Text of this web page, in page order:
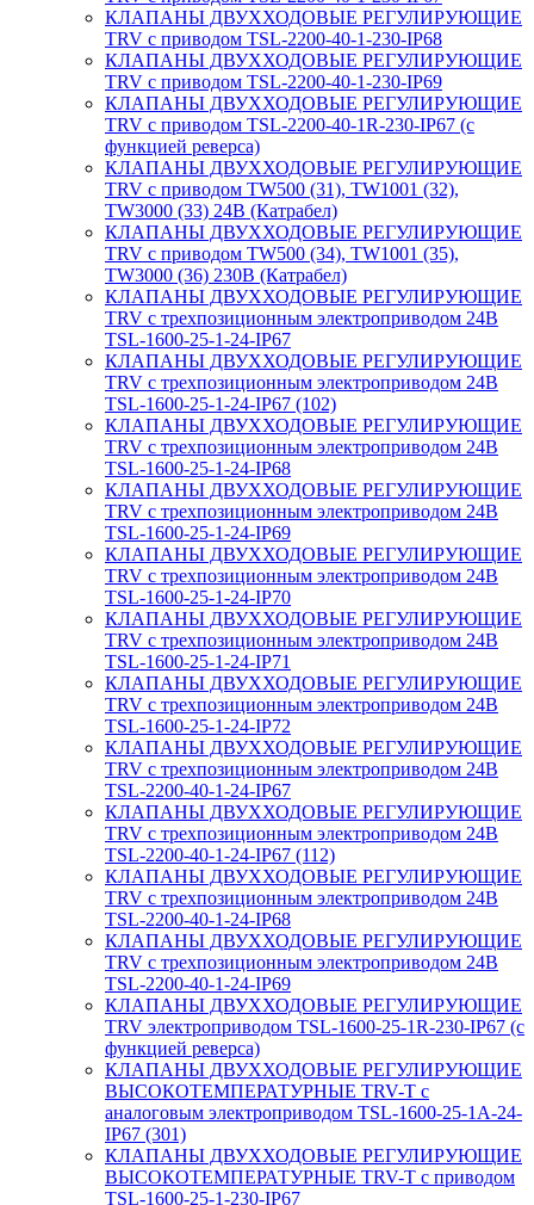
КЛАПАНЫ ДВУХХОДОВЫЕ РЕГУЛИРУЮЩИЕ
TRV с приводом TSL-2200-40-1-230-IP68
КЛАПАНЫ ДВУХХОДОВЫЕ РЕГУЛИРУЮЩИЕ
TRV с приводом TSL-2200-40-1-230-IP69
КЛАПАНЫ ДВУХХОДОВЫЕ РЕГУЛИРУЮЩИЕ
TRV с приводом TSL-2200-40-1R-230-IP67 (с
функцией реверса)
КЛАПАНЫ ДВУХХОДОВЫЕ РЕГУЛИРУЮЩИЕ
TRV с приводом TW500 (31), TW1001 (32),
TW3000 (33) 24В (Катрабел)
КЛАПАНЫ ДВУХХОДОВЫЕ РЕГУЛИРУЮЩИЕ
TRV с приводом TW500 (34), TW1001 (35),
TW3000 (36) 230В (Катрабел)
КЛАПАНЫ ДВУХХОДОВЫЕ РЕГУЛИРУЮЩИЕ
TRV с трехпозиционным электроприводом 24В
TSL-1600-25-1-24-IP67
КЛАПАНЫ ДВУХХОДОВЫЕ РЕГУЛИРУЮЩИЕ
TRV с трехпозиционным электроприводом 24В
TSL-1600-25-1-24-IP67 (102)
КЛАПАНЫ ДВУХХОДОВЫЕ РЕГУЛИРУЮЩИЕ
TRV с трехпозиционным электроприводом 24В
TSL-1600-25-1-24-IP68
КЛАПАНЫ ДВУХХОДОВЫЕ РЕГУЛИРУЮЩИЕ
TRV с трехпозиционным электроприводом 24В
TSL-1600-25-1-24-IP69
КЛАПАНЫ ДВУХХОДОВЫЕ РЕГУЛИРУЮЩИЕ
TRV с трехпозиционным электроприводом 24В
TSL-1600-25-1-24-IP70
КЛАПАНЫ ДВУХХОДОВЫЕ РЕГУЛИРУЮЩИЕ
TRV с трехпозиционным электроприводом 24В
TSL-1600-25-1-24-IP71
КЛАПАНЫ ДВУХХОДОВЫЕ РЕГУЛИРУЮЩИЕ
TRV с трехпозиционным электроприводом 24В
TSL-1600-25-1-24-IP72
КЛАПАНЫ ДВУХХОДОВЫЕ РЕГУЛИРУЮЩИЕ
TRV с трехпозиционным электроприводом 24В
TSL-2200-40-1-24-IP67
КЛАПАНЫ ДВУХХОДОВЫЕ РЕГУЛИРУЮЩИЕ
TRV с трехпозиционным электроприводом 24В
TSL-2200-40-1-24-IP67 (112)
КЛАПАНЫ ДВУХХОДОВЫЕ РЕГУЛИРУЮЩИЕ
TRV с трехпозиционным электроприводом 24В
TSL-2200-40-1-24-IP68
КЛАПАНЫ ДВУХХОДОВЫЕ РЕГУЛИРУЮЩИЕ
TRV с трехпозиционным электроприводом 24В
TSL-2200-40-1-24-IP69
КЛАПАНЫ ДВУХХОДОВЫЕ РЕГУЛИРУЮЩИЕ
TRV электроприводом TSL-1600-25-1R-230-IP67 (с
функцией реверса)
КЛАПАНЫ ДВУХХОДОВЫЕ РЕГУЛИРУЮЩИЕ
ВЫСОКОТЕМПЕРАТУРНЫЕ TRV-T с
аналоговым электроприводом TSL-1600-25-1А-24-
IP67 (301)
КЛАПАНЫ ДВУХХОДОВЫЕ РЕГУЛИРУЮЩИЕ
ВЫСОКОТЕМПЕРАТУРНЫЕ TRV-T с приводом
TSL-1600-25-1-230-IP67